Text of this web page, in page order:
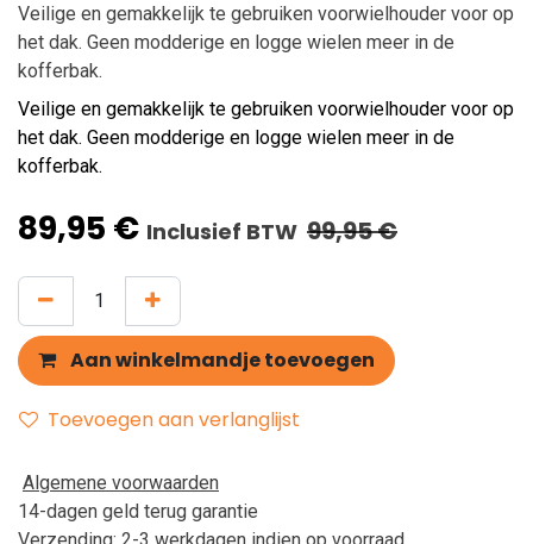
Veilige en gemakkelijk te gebruiken voorwielhouder voor op
het dak. Geen modderige en logge wielen meer in de
kofferbak.
Veilige en gemakkelijk te gebruiken voorwielhouder voor op
het dak. Geen modderige en logge wielen meer in de
kofferbak.
89,95 € Inclusief BTW 99,95€
Aan winkelmandje toevoegen
Toevoegen aan verlanglijst
Algemene voorwaarden
14-dagen geld terug garantie
Verzending: 2-3 werkdagen indien op voorraad